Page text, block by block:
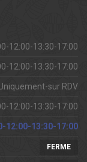
12:00-13:30-17:00
12:00-13:30-17:00
sur RDV
12:00-13:30-17:00
12:00-13:30-17:00
FERME